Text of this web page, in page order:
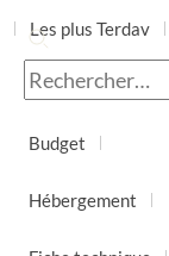
Les plus Terdav
Jour par jour
Budget
Hébergement